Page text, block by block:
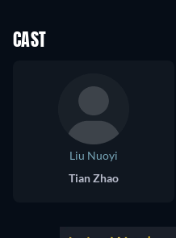
CAST
Liu Nuoyi
Tian Zhao